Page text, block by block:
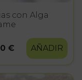
con Alga
€ AÑADIR